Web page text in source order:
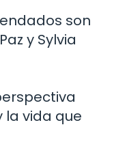
son
y Sylvia
la vida que